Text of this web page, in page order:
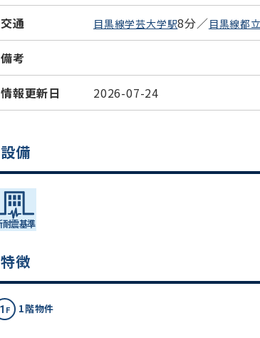
交通 目黒線学芸大学駅8分／目黒線都
備考
情報更新日 2026-07-24
設備
特徴
1階物件